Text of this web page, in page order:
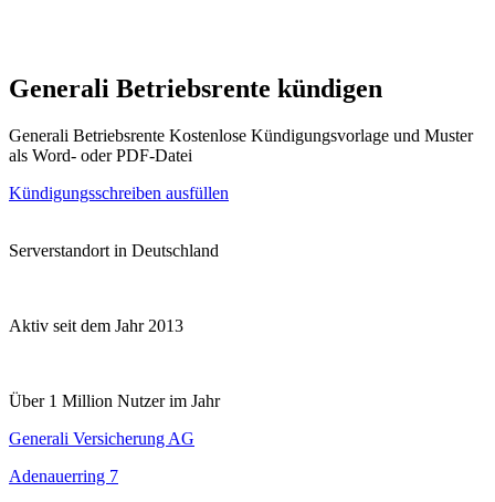
Generali Betriebsrente kündigen
Generali Betriebsrente Kostenlose Kündigungsvorlage und Muster
als Word- oder PDF-Datei
Kündigungsschreiben ausfüllen
Serverstandort in Deutschland
Aktiv seit dem Jahr 2013
Über 1 Million Nutzer im Jahr
Generali Versicherung AG
Adenauerring 7